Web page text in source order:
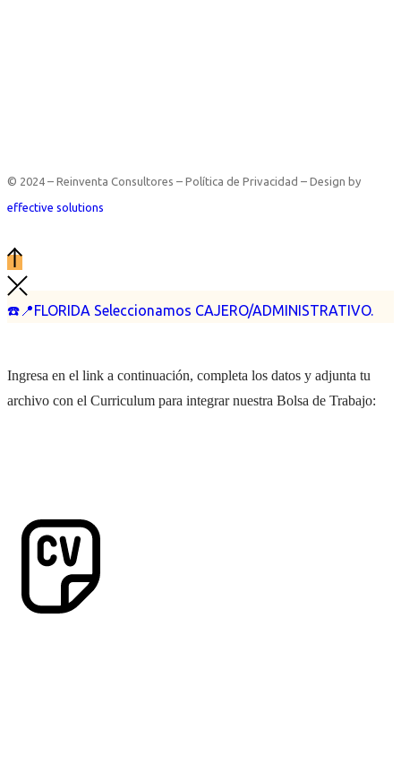
☎️📍FLORIDA Seleccionamos CAJERO/ADMINISTRATIVO.
© 2024 – Reinventa Consultores – Política de Privacidad – Design by
effective solutions
Ingresa en el link a continuación, completa los datos y adjunta tu
archivo con el Curriculum para integrar nuestra Bolsa de Trabajo: